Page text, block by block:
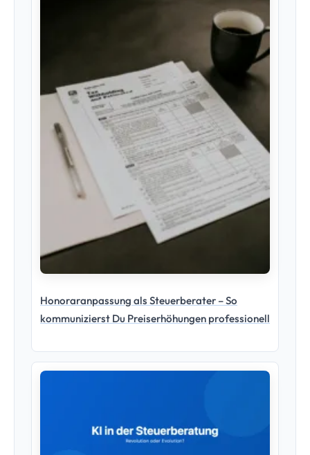
Honoraranpassung als Steuerberater – So
kommunizierst Du Preiserhöhungen professionell